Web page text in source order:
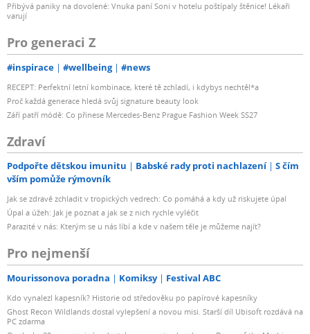
Přibývá paniky na dovolené: Vnuka paní Soni v hotelu poštípaly štěnice! Lékaři
varují
Pro generaci Z
#inspirace #wellbeing #news
RECEPT: Perfektní letní kombinace, které tě zchladí, i kdybys nechtěl*a
Proč každá generace hledá svůj signature beauty look
Září patří módě: Co přinese Mercedes-Benz Prague Fashion Week SS27
Zdraví
Podpořte dětskou imunitu Babské rady proti nachlazení
S čím
vším pomůže rýmovník
Jak se zdravě zchladit v tropických vedrech: Co pomáhá a kdy už riskujete úpal
Úpal a úžeh: Jak je poznat a jak se z nich rychle vyléčit
Parazité v nás: Kterým se u nás líbí a kde v našem těle je můžeme najít?
Pro nejmenší
Mourissonova poradna Komiksy Festival ABC
Kdo vynalezl kapesník? Historie od středověku po papírové kapesníky
Ghost Recon Wildlands dostal vylepšení a novou misi. Starší díl Ubisoft rozdává na
PC zdarma